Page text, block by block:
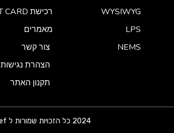
WYSIWYG
LPS
NEMS
רכישת GIFT CARD
מאמרים
צור קשר
הצהרת נגישות
תקנון האתר
2024 כל הזכויות שמורות ל Sam's Reef